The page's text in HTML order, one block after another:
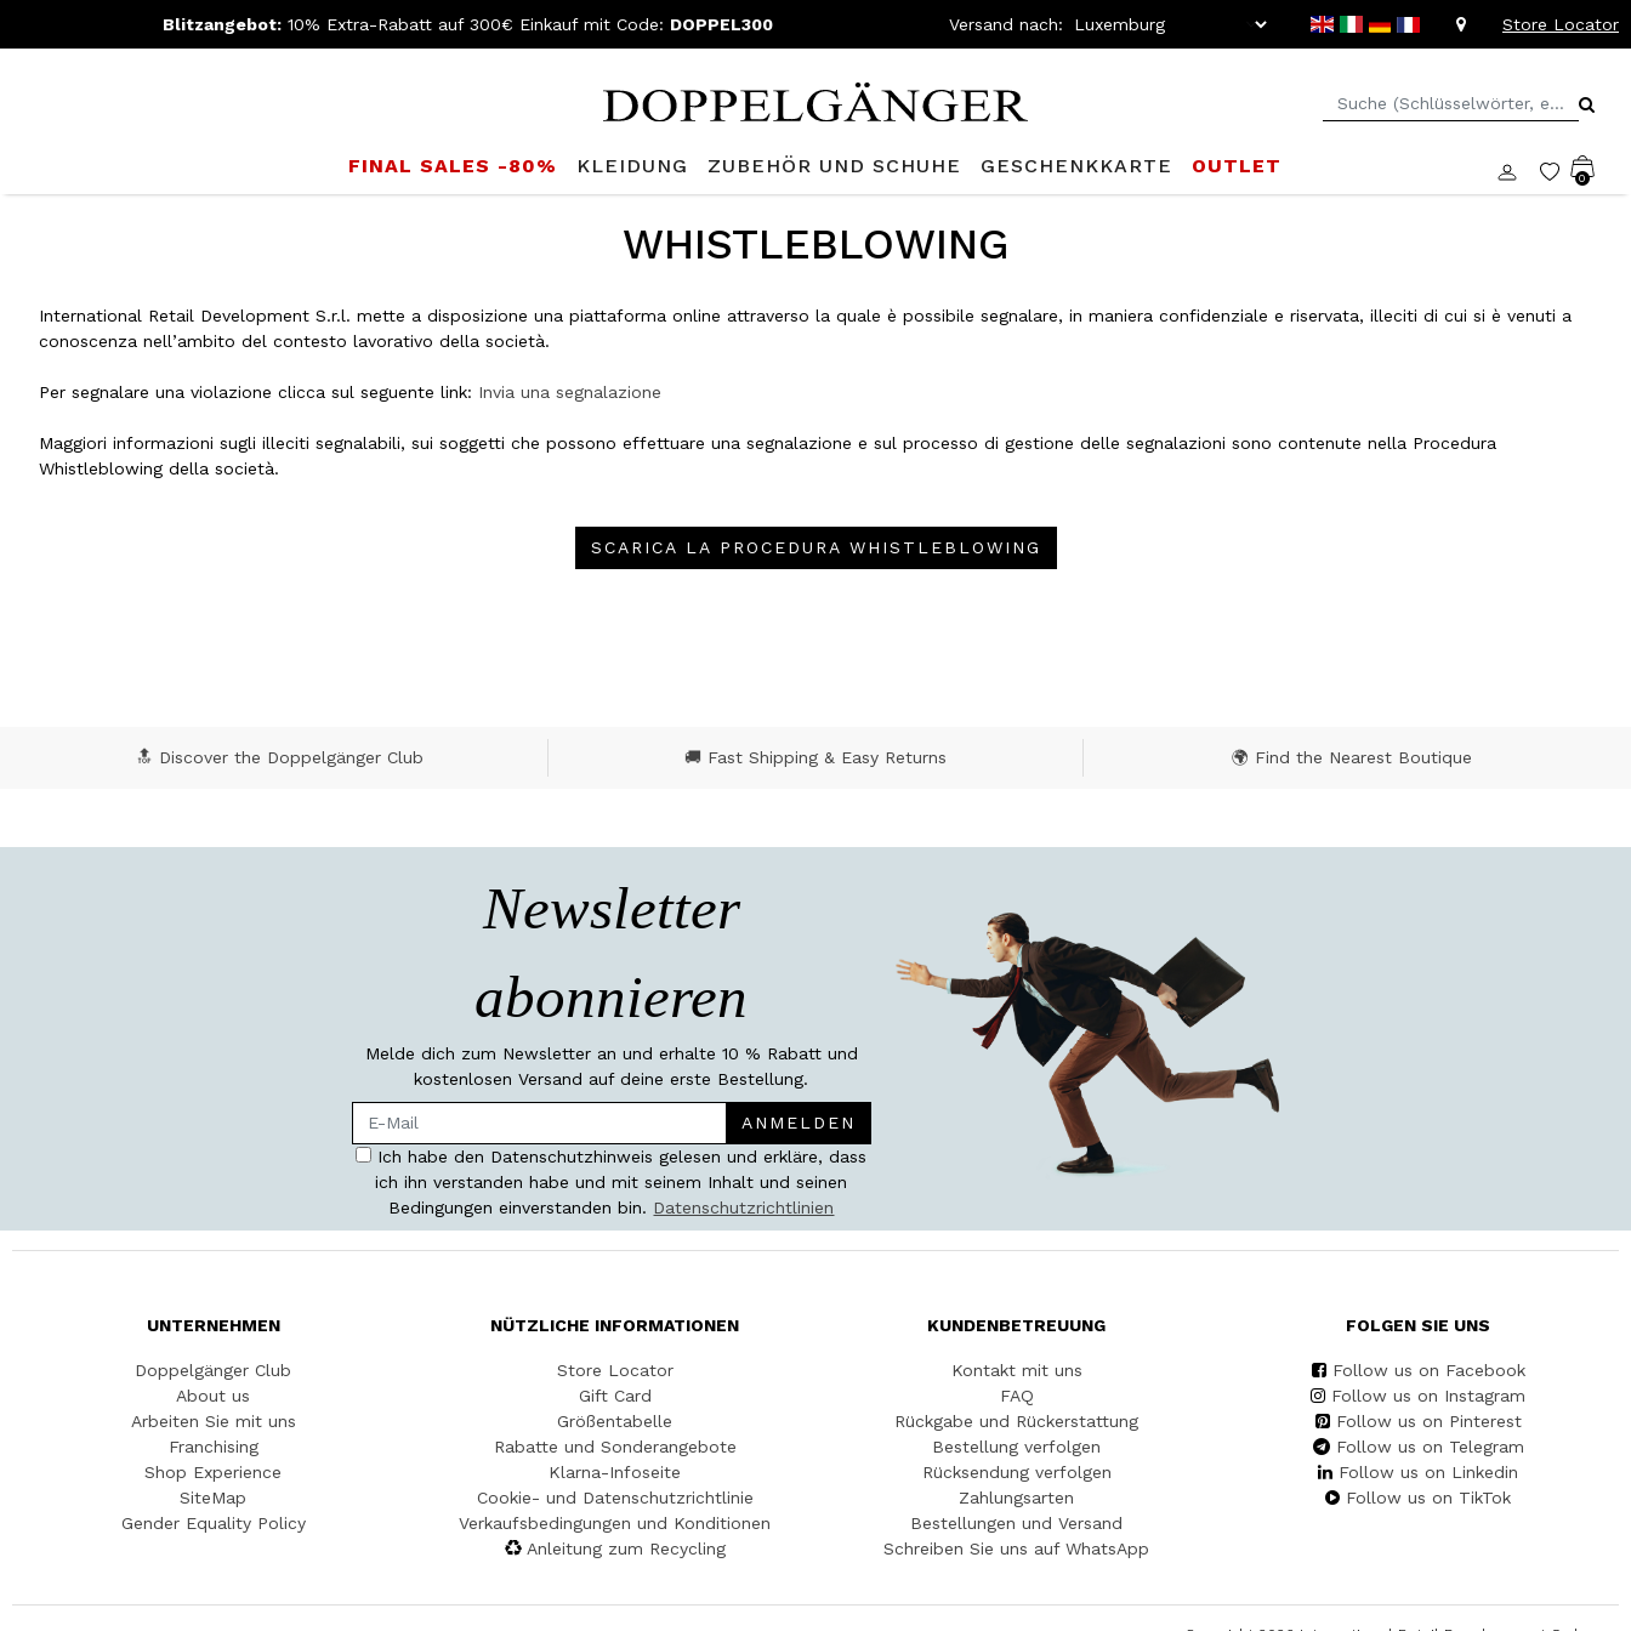
Blitzangebot: 10% Extra-Rabatt auf 300€ Einkauf mit Code: DOPPEL300 Versand nach: Store Locator
FINAL SALES -80% KLEIDUNG ZUBEHÖR UND SCHUHE GESCHENKKARTE OUTLET
0
WHISTLEBLOWING
International Retail Development S.r.l. mette a disposizione una piattaforma online attraverso la quale è possibile segnalare, in maniera confidenziale e riservata, illeciti di cui si è venuti a
conoscenza nell’ambito del contesto lavorativo della società.
Per segnalare una violazione clicca sul seguente link: Invia una segnalazione
Maggiori informazioni sugli illeciti segnalabili, sui soggetti che possono effettuare una segnalazione e sul processo di gestione delle segnalazioni sono contenute nella Procedura
Whistleblowing della società.
SCARICA LA PROCEDURA WHISTLEBLOWING
🔝 Discover the Doppelgänger Club 🚚 Fast Shipping & Easy Returns 🌍 Find the Nearest Boutique
Newsletter
abonnieren
Melde dich zum Newsletter an und erhalte 10 % Rabatt und
kostenlosen Versand auf deine erste Bestellung.
ANMELDEN
Ich habe den Datenschutzhinweis gelesen und erkläre, dass
ich ihn verstanden habe und mit seinem Inhalt und seinen
Bedingungen einverstanden bin. Datenschutzrichtlinien
UNTERNEHMEN
Doppelgänger Club
About us
Arbeiten Sie mit uns
Franchising
Shop Experience
SiteMap
Gender Equality Policy
NÜTZLICHE INFORMATIONEN
Store Locator
Gift Card
Größentabelle
Rabatte und Sonderangebote
Klarna-Infoseite
Cookie- und Datenschutzrichtlinie
Verkaufsbedingungen und Konditionen
Anleitung zum Recycling
KUNDENBETREUUNG
Kontakt mit uns
FAQ
Rückgabe und Rückerstattung
Bestellung verfolgen
Rücksendung verfolgen
Zahlungsarten
Bestellungen und Versand
Schreiben Sie uns auf WhatsApp
FOLGEN SIE UNS
Follow us on Facebook
Follow us on Instagram
Follow us on Pinterest
Follow us on Telegram
Follow us on Linkedin
Follow us on TikTok